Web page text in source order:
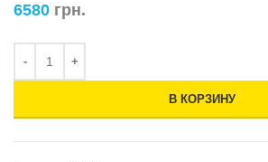
6580 грн.
В КОРЗИНУ